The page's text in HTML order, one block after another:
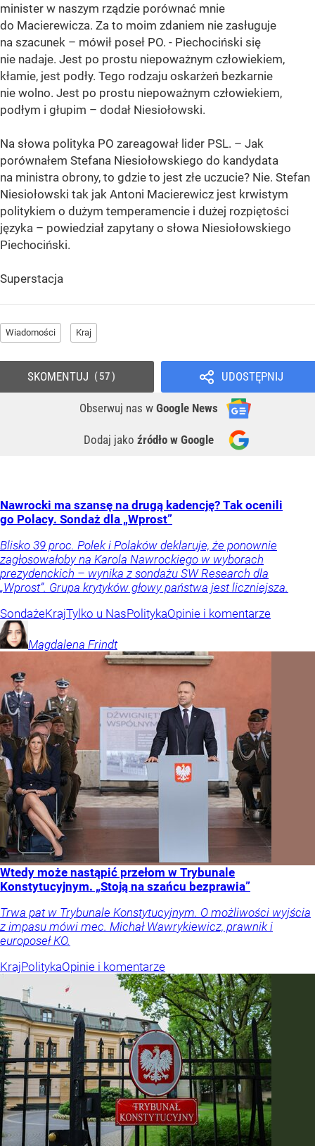
minister w naszym rządzie porównać mnie
do Macierewicza. Za to moim zdaniem nie zasługuje
na szacunek – mówił poseł PO. - Piechociński się
nie nadaje. Jest po prostu niepoważnym człowiekiem,
kłamie, jest podły. Tego rodzaju oskarżeń bezkarnie
nie wolno. Jest po prostu niepoważnym człowiekiem,
podłym i głupim – dodał Niesiołowski.
Na słowa polityka PO zareagował lider PSL. – Jak
porównałem Stefana Niesiołowskiego do kandydata
na ministra obrony, to gdzie to jest złe uczucie? Nie. Stefan
Niesiołowski tak jak Antoni Macierewicz jest krwistym
politykiem o dużym temperamencie i dużej rozpiętości
języka – powiedział zapytany o słowa Niesiołowskiego
Piechociński.
Superstacja
Wiadomości Kraj
UDOSTĘPNIJ
Obserwuj nas w Google News
Dodaj jako źródło w Google
SKOMENTUJ 57
Nawrocki ma szansę na drugą kadencję? Tak ocenili
go Polacy. Sondaż dla „Wprost”
Blisko 39 proc. Polek i Polaków deklaruje, że ponownie
zagłosowałoby na Karola Nawrockiego w wyborach
prezydenckich – wynika z sondażu SW Research dla
„Wprost”. Grupa krytyków głowy państwa jest liczniejsza.
SondażeKrajTylko u NasPolitykaOpinie i komentarze
Magdalena Frindt
Wtedy może nastąpić przełom w Trybunale
Konstytucyjnym. „Stoją na szańcu bezprawia”
Trwa pat w Trybunale Konstytucyjnym. O możliwości wyjścia
z impasu mówi mec. Michał Wawrykiewicz, prawnik i
europoseł KO.
KrajPolitykaOpinie i komentarze